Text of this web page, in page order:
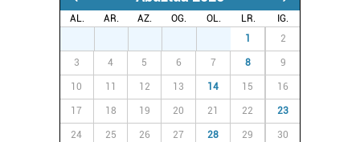
AL. AR. AZ. OG. OL. LR.
IG.
1 2
3 4 5 6 7 8 9
10 11 12 13 14 15 16
17 18 19 20 21 22 23
24 25 26 27 28 29 30